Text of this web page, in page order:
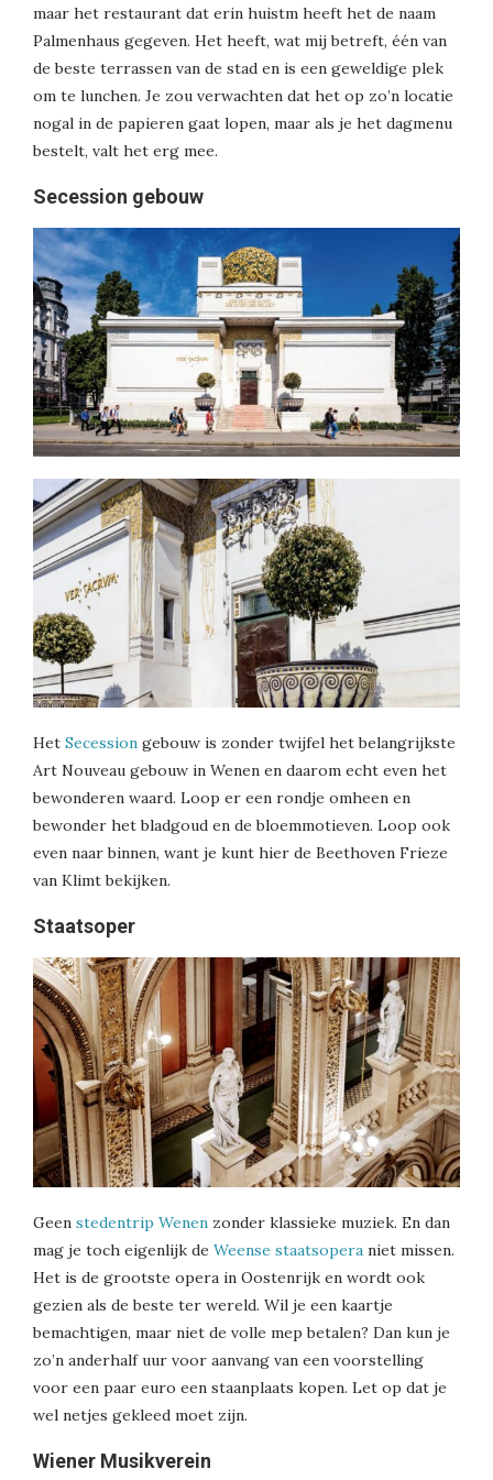
maar het restaurant dat erin huistm heeft het de naam
Palmenhaus gegeven. Het heeft, wat mij betreft, één van
de beste terrassen van de stad en is een geweldige plek
om te lunchen. Je zou verwachten dat het op zo’n locatie
nogal in de papieren gaat lopen, maar als je het dagmenu
bestelt, valt het erg mee.
Secession gebouw
Het Secession gebouw is zonder twijfel het belangrijkste
Art Nouveau gebouw in Wenen en daarom echt even het
bewonderen waard. Loop er een rondje omheen en
bewonder het bladgoud en de bloemmotieven. Loop ook
even naar binnen, want je kunt hier de Beethoven Frieze
van Klimt bekijken.
Staatsoper
Geen stedentrip Wenen zonder klassieke muziek. En dan
mag je toch eigenlijk de Weense staatsopera niet missen.
Het is de grootste opera in Oostenrijk en wordt ook
gezien als de beste ter wereld. Wil je een kaartje
bemachtigen, maar niet de volle mep betalen? Dan kun je
zo’n anderhalf uur voor aanvang van een voorstelling
voor een paar euro een staanplaats kopen. Let op dat je
wel netjes gekleed moet zijn.
Wiener Musikverein